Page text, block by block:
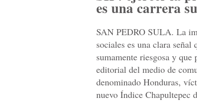
es una carrera
SAN PEDRO SULA. La
sociales es una clara
sumamente riesgosa y
editorial del medio de
denominado Honduras,
nuevo Índice Chapultepec